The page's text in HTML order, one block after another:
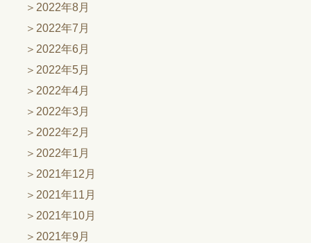
2022年8月
2022年7月
2022年6月
2022年5月
2022年4月
2022年3月
2022年2月
2022年1月
2021年12月
2021年11月
2021年10月
2021年9月